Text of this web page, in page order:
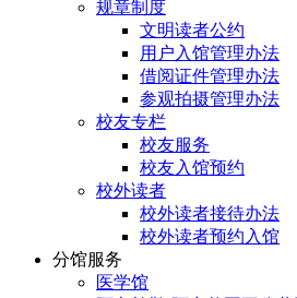
规章制度
文明读者公约
用户入馆管理办法
借阅证件管理办法
参观拍摄管理办法
校友专栏
校友服务
校友入馆预约
校外读者
校外读者接待办法
校外读者预约入馆
分馆服务
医学馆